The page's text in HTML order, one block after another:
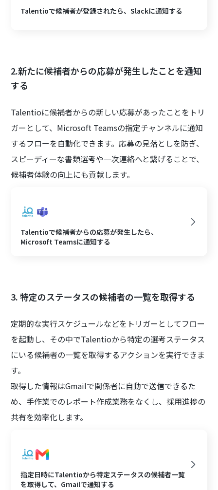
Talentioで候補者が登録されたら、Slackに通知する
2.新たに候補者からの応募が発生したことを通知
する
Talentioに候補者からの新しい応募があったことをトリ
ガーとして、Microsoft Teamsの指定チャンネルに通知
するフローを自動化できます。応募の見落としを防ぎ、
スピーディーな書類選考や一次連絡へと繋げることで、
候補者体験の向上にも貢献します。
Talentioで候補者からの応募が発生したら、
Microsoft Teamsに通知する
3. 特定のステータスの候補者の一覧を取得する
定期的な実行スケジュールなどをトリガーとしてフロー
を起動し、その中でTalentioから特定の選考ステータス
にいる候補者の一覧を取得するアクションを実行できま
す。
取得した情報はGmailで関係者に自動で送信できるた
め、手作業でのレポート作成業務をなくし、採用進捗の
共有を効率化します。
指定日時にTalentioから特定ステータスの候補者一覧
を取得して、Gmailで通知する